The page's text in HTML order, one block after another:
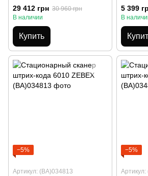
29 412 грн 30 960 грн
В наличии
Купить
5 399
В
−5%
Артикул: (BA)034813
−5%
Артикул: